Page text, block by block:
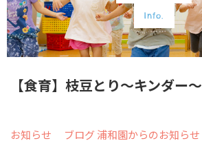
Info.
【食育】枝豆とり～キンダー～
お知らせ ブログ 浦和園からのお知らせ